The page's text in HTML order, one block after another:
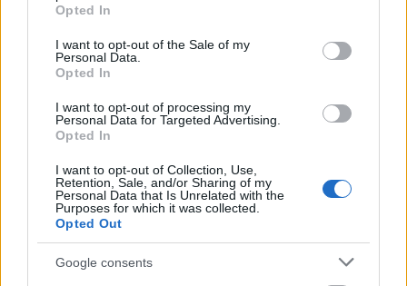
use your data for below specified purposes in below Google
consent section.
Opted In
I want to opt-out of the Sale of my
Personal Data.
Opted In
I want to opt-out of processing my
Personal Data for Targeted Advertising.
Opted In
I want to opt-out of Collection, Use,
Retention, Sale, and/or Sharing of my
Personal Data that Is Unrelated with the
Purposes for which it was collected.
Opted Out
Google consents
Az autónak 6831 akkumulátorcellája van, aminek
segítségével 394 km-t tud megtenni feltöltésenként,
ami átszámítva 1,74 l/100 km-es üzemanyag-
hatékonyságnak felel meg. A 0–100 km/h gyorsulást
4 másodpercen belül teljesíti, míg végsebessége 210
évek elejétől kezdve beléptek az autóipart
meghatározó nagy gyártók is. A Mitsubishi
Japánban már 2009-ben megjelent a piacon
Mitsubishi i-MiEV nevű elektromos modelljével, amit
Európában 2010-ben kezdték forgalmazni a PSA-val